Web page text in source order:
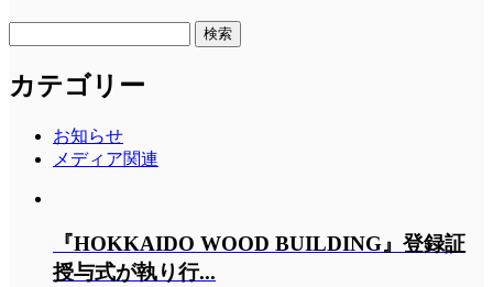
カテゴリー
お知らせ
メディア関連
『HOKKAIDO WOOD BUILDING』登録証
授与式が執り行...